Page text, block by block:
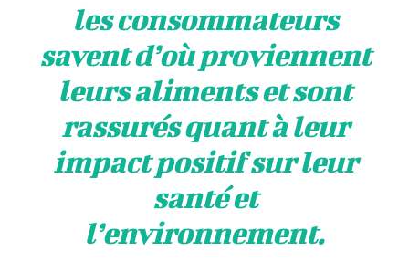
les consommateurs
savent d’où proviennent
leurs aliments et sont
rassurés quant à leur
impact positif sur leur
santé et
l’environnement.